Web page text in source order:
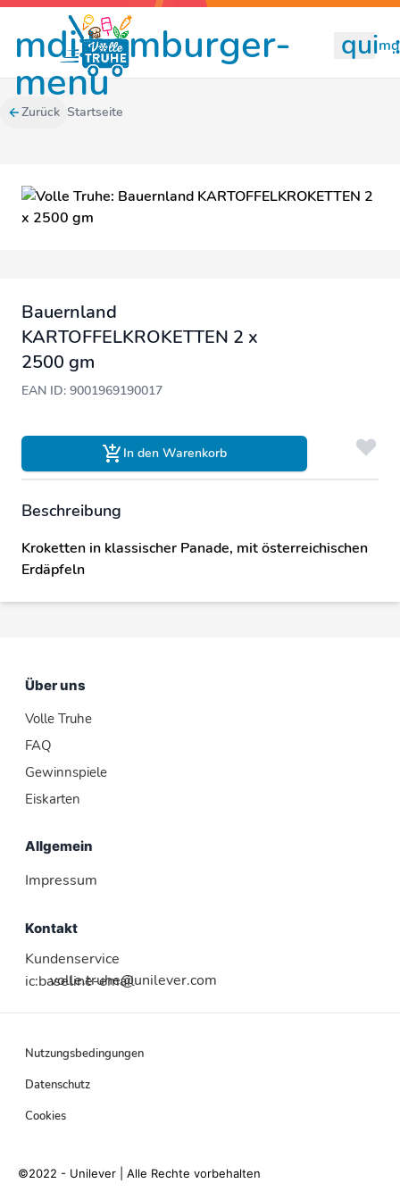
mdi:hamburger-
menu
Zurück Startseite
Bauernland
KARTOFFELKROKETTEN 2 x
2500 gm
EAN ID: 9001969190017
In den Warenkorb
Beschreibung
Kroketten in klassischer Panade, mit österreichischen
Erdäpfeln
Über uns
Volle Truhe
FAQ
Gewinnspiele
Eiskarten
Allgemein
Impressum
Kontakt
Kundenservice
ic:baseline-email
volle.truhe@unilever.com
Nutzungsbedingungen
Datenschutz
Cookies
©2022 - Unilever | Alle Rechte vorbehalten